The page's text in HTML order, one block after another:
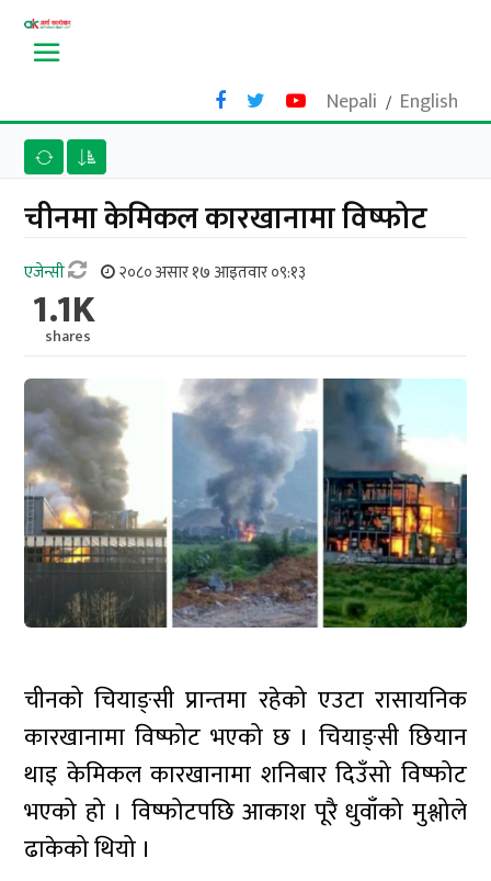
Nepali / English
चीनमा केमिकल कारखानामा विष्फोट
एजेन्सी २०८० असार १७ आइतवार ०९:१३
1.1K
shares
चीनको चियाङ्सी प्रान्तमा रहेको एउटा रासायनिक
कारखानामा विष्फोट भएको छ । चियाङ्सी छियान
थाइ केमिकल कारखानामा शनिबार दिउँसो विष्फोट
भएको हो । विष्फोटपछि आकाश पूरै धुवाँको मुश्लोले
ढाकेको थियो ।